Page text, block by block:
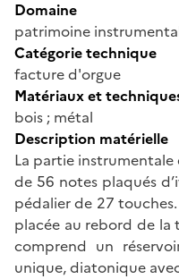
Domaine
patrimoine
Catégorie technique
facture d'orgue
Matériaux et
bois ; métal
Description matérielle
La partie instrumentale
de 56 notes plaqués
pédalier de 27
placée au rebord de la
comprend un
unique, diatonique